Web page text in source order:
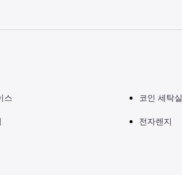
스 코인 세탁실
전자렌지